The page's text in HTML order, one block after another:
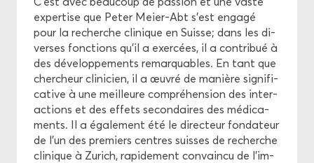
ex­per­tise que Peter Meier-​Abt s’est en­ga­gé
pour la re­cherche cli­nique en Suisse; dans les di­
verses fonc­tions qu’il a exer­cées, il a contri­bué à
des dé­ve­lop­pe­ments re­mar­quables. En tant que
cher­cheur cli­ni­cien, il a œuvré de ma­nière si­gni­fi­
ca­tive à une meilleure com­pré­hen­sion des in­ter­
ac­tions et des ef­fets se­con­daires des mé­di­ca­
ments. Il a éga­le­ment été le di­rec­teur fon­da­teur
de l'un des pre­miers centres suisses de re­cherche
cli­nique à Zu­rich, ra­pi­de­ment convain­cu de l'im­